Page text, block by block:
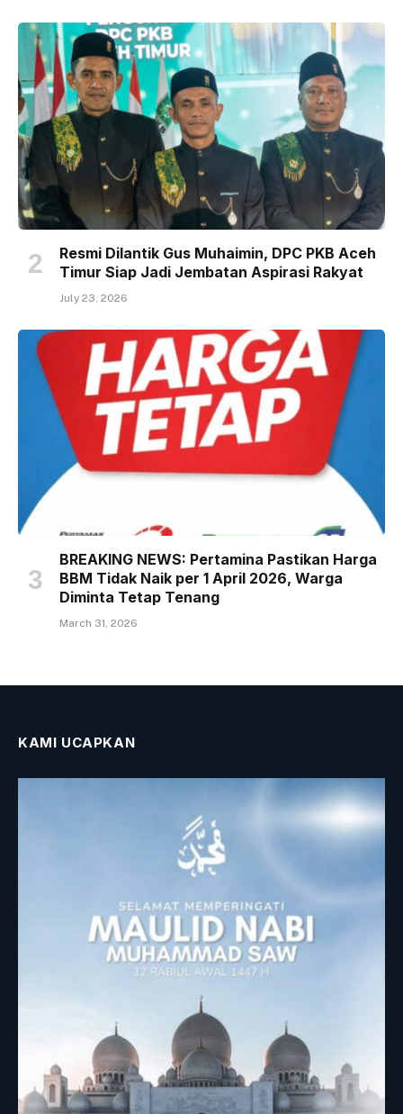
Resmi Dilantik Gus Muhaimin, DPC PKB Aceh
Timur Siap Jadi Jembatan Aspirasi Rakyat
July 23, 2026
BREAKING NEWS: Pertamina Pastikan Harga
BBM Tidak Naik per 1 April 2026, Warga
Diminta Tetap Tenang
March 31, 2026
KAMI UCAPKAN